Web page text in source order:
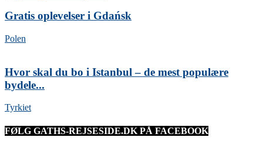
Gratis oplevelser i Gdańsk
Polen
Hvor skal du bo i Istanbul – de mest populære
bydele...
Tyrkiet
FØLG GATHS-REJSESIDE.DK PÅ FACEBOOK